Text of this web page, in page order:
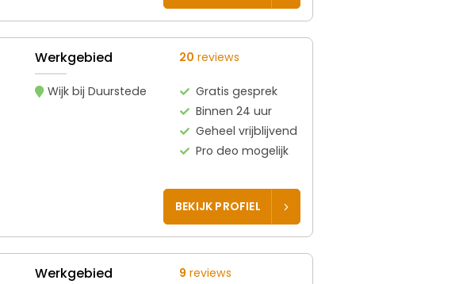
Werkgebied
Wijk bij Duurstede
20 reviews
Gratis gesprek
Binnen 24 uur
Geheel vrijblijvend
Pro deo mogelijk
BEKIJK PROFIEL
Werkgebied 9 reviews